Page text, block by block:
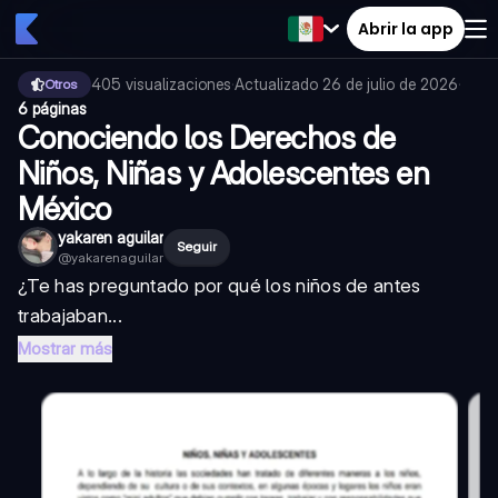
Abrir la app
Otros 405 visualizaciones·Actualizado 26 de julio de 2026·
6 páginas
Conociendo los Derechos de
Niños, Niñas y Adolescentes en
México
yakaren aguilar
@yakarenaguilar
Seguir
¿Te has preguntado por qué los niños de antes
trabajaban...
Mostrar más